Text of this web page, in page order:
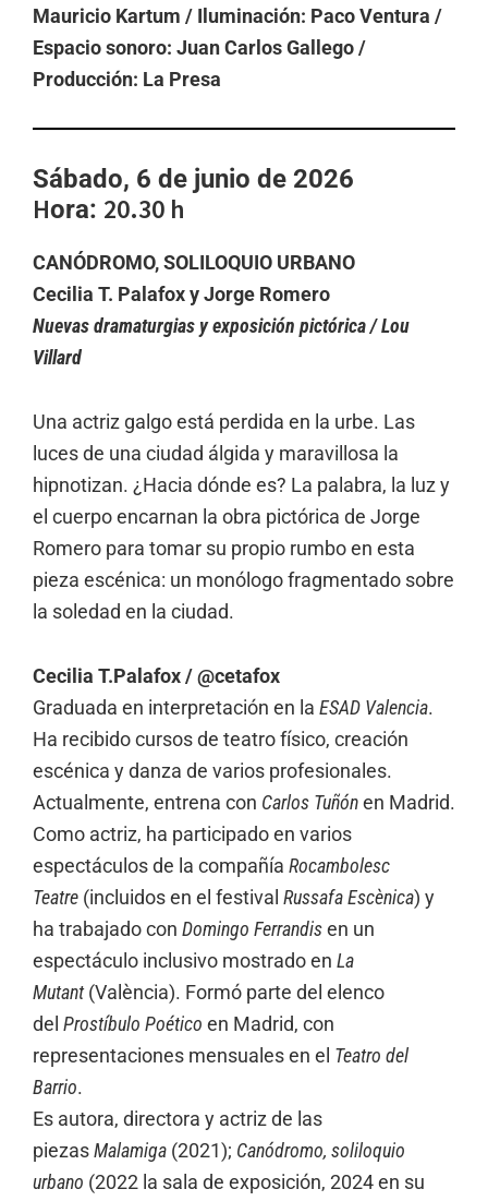
Mauricio Kartum / Iluminación: Paco Ventura /
Espacio sonoro: Juan Carlos Gallego /
Producción: La Presa
Sábado, 6 de junio de 2026
Hora: 20.30 h
CANÓDROMO, SOLILOQUIO URBANO
Cecilia T. Palafox y Jorge Romero
Nuevas dramaturgias y exposición pictórica / Lou
Villard
Una actriz galgo está perdida en la urbe. Las
luces de una ciudad álgida y maravillosa la
hipnotizan. ¿Hacia dónde es? La palabra, la luz y
el cuerpo encarnan la obra pictórica de Jorge
Romero para tomar su propio rumbo en esta
pieza escénica: un monólogo fragmentado sobre
la soledad en la ciudad.
Cecilia T.Palafox / @cetafox
Graduada en interpretación en la ESAD Valencia.
Ha recibido cursos de teatro físico, creación
escénica y danza de varios profesionales.
Actualmente, entrena con Carlos Tuñónen Madrid.
Como actriz, ha participado en varios
espectáculos de la compañía Rocambolesc
Teatre (incluidos en el festival Russafa Escènica) y
ha trabajado con Domingo Ferrandisen un
espectáculo inclusivo mostrado en La
Mutant(València). Formó parte del elenco
del Prostíbulo Poético en Madrid, con
representaciones mensuales en el Teatro del
Barrio.
Es autora, directora y actriz de las
piezasMalamiga (2021); Canódromo, soliloquio
urbano (2022 la sala de exposición, 2024 en su